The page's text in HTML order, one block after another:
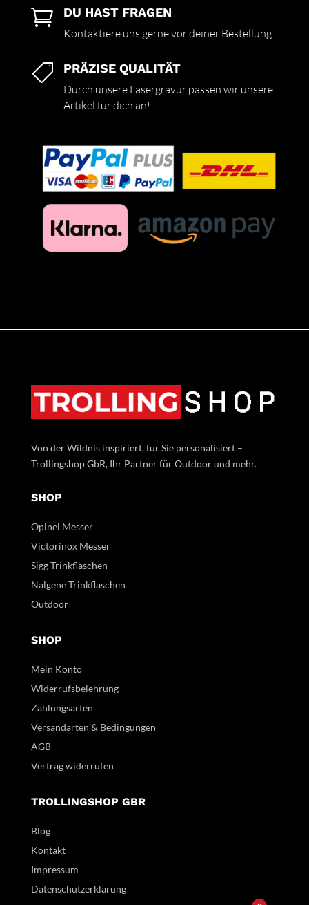
 DU HAST FRAGEN
Kontaktiere uns gerne vor deiner Bestellung
 PRÄZISE QUALITÄT
Durch unsere Lasergravur passen wir unsere
Artikel für dich an!
Von der Wildnis inspiriert, für Sie personalisiert –
Trollingshop GbR, Ihr Partner für Outdoor und mehr.
SHOP
Opinel Messer
Victorinox Messer
Sigg Trinkflaschen
Nalgene Trinkflaschen
Outdoor
SHOP
Mein Konto
Widerrufsbelehrung
Zahlungsarten
Versandarten & Bedingungen
AGB
Vertrag widerrufen
TROLLINGSHOP GBR
Blog
Kontakt
Impressum
Datenschutzerklärung